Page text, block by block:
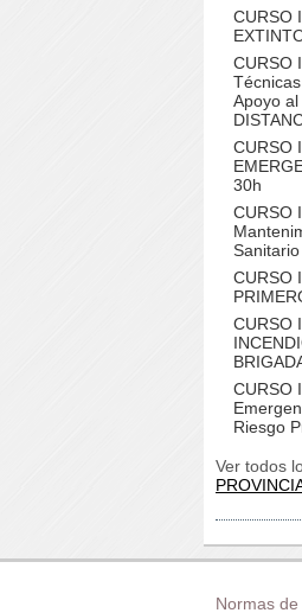
CURSO
CURSO
Apoyo al
CURSO
30h
CURSO
Sanitario
CURSO
CURSO
CURSO
Riesgo
Ver todos
Normas